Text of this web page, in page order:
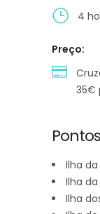
4
Preço:
35€
Ilha
Ilha
Ilha